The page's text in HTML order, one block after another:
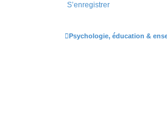
S’enregistrer
Psychologie, éducation &